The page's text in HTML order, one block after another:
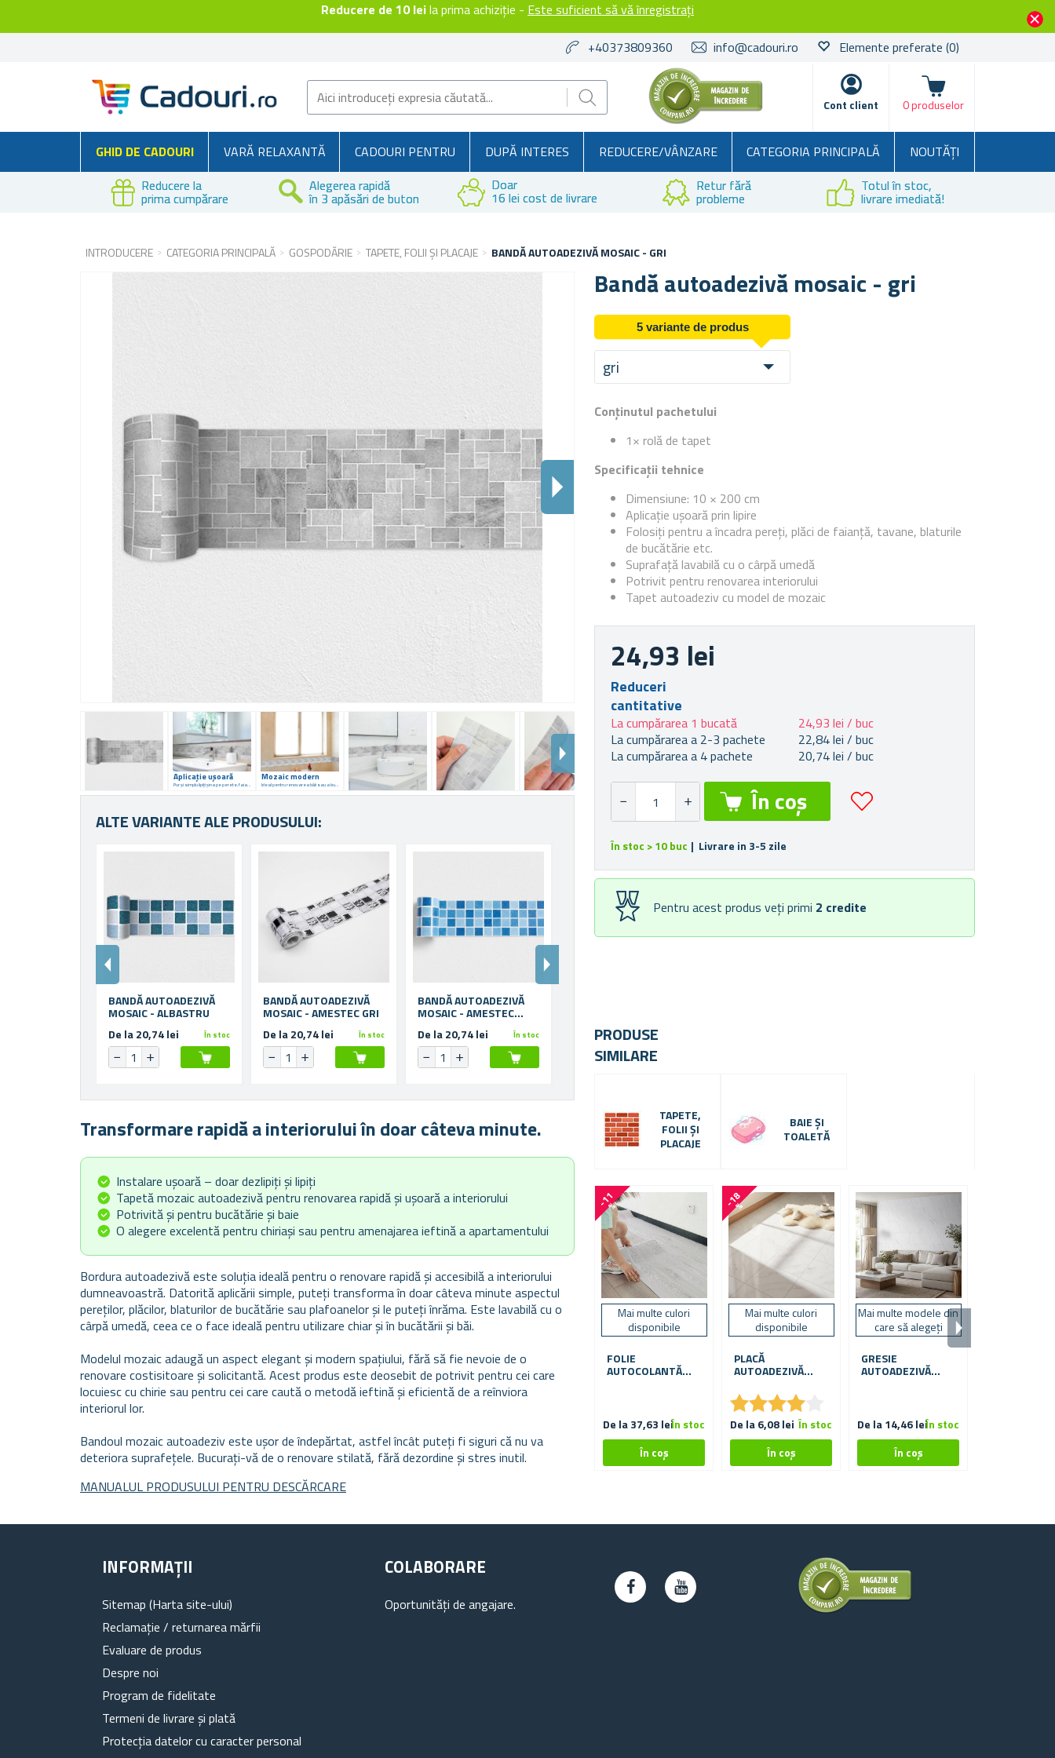
Reducere de 10 leila prima achiziție - Este suficient să vă înregistrați
+40373809360
info@cadouri.ro Elemente preferate (0)
Cont client
Coșul
0 produselor
GHID DE CADOURI VARĂ RELAXANTĂ CADOURI PENTRU DUPĂ INTERES REDUCERE/VÂNZARE CATEGORIA PRINCIPALĂ
NOUTĂȚI
Reducere la
prima cumpărare
Alegerea rapidă
în 3 apăsări de buton
Doar
16 lei cost de livrare
Retur fără
probleme
Totul în stoc,
livrare imediată!
INTRODUCERE CATEGORIA PRINCIPALĂ GOSPODĂRIE TAPETE, FOLII ȘI PLACAJE BANDĂ AUTOADEZIVĂ MOSAIC - GRI
Bandă autoadezivă mosaic - gri
Aplicație ușoară
Pur și simplu lipiți șina pe perete, faianță, tavan...
Mozaic modern
Ideal pentru renovarea băii sau a bucătăriei
5 variante de produs
gri
Conținutul pachetului
1× rolă de tapet
Specificații tehnice
Dimensiune: 10 × 200 cm
Aplicație ușoară prin lipire
Folosiți pentru a încadra pereți, plăci de faianță, tavane, blaturile
de bucătărie etc.
Suprafață lavabilă cu o cârpă umedă
Potrivit pentru renovarea interiorului
Tapet autoadeziv cu model de mozaic
24,93 lei
Reduceri
cantitative
La cumpărarea 1 bucată
24,93 lei / buc
La cumpărarea a 2-3 pachete
22,84 lei / buc
La cumpărarea a 4 pachete
20,74 lei / buc
În stoc > 10 buc | Livrare in 3-5 zile
Pentru acest produs veți primi 2 credite
ALTE VARIANTE ALE PRODUSULUI:
BANDĂ AUTOADEZIVĂ
MOSAIC - ALBASTRU
De la 20,74 lei
În stoc
BANDĂ AUTOADEZIVĂ
MOSAIC - AMESTEC GRI
De la 20,74 lei
În stoc
BANDĂ AUTOADEZIVĂ
MOSAIC - AMESTEC
De la 20,74 lei În stoc De la 20,74 lei
Transformare rapidă a interiorului în doar câteva minute.
Instalare ușoară – doar dezlipiți și lipiți
Tapetă mozaic autoadezivă pentru renovarea rapidă și ușoară a interiorului
Potrivită și pentru bucătărie și baie
O alegere excelentă pentru chiriași sau pentru amenajarea ieftină a apartamentului
Bordura autoadezivă este soluția ideală pentru o renovare rapidă și accesibilă a interiorului
dumneavoastră. Datorită aplicării simple, puteți transforma în doar câteva minute aspectul
pereților, plăcilor, blaturilor de bucătărie sau plafoanelor și le puteți înrăma. Este lavabilă cu o
cârpă umedă, ceea ce o face ideală pentru utilizare chiar și în bucătării și băi.
Modelul mozaic adaugă un aspect elegant și modern spațiului, fără să fie nevoie de o
renovare costisitoare și solicitantă. Acest produs este deosebit de potrivit pentru cei care
locuiesc cu chirie sau pentru cei care caută o metodă ieftină și eficientă de a reînviora
interiorul lor.
Bandoul mozaic autoadeziv este ușor de îndepărtat, astfel încât puteți fi siguri că nu va
deteriora suprafețele. Bucurați-vă de o renovare stilată, fără dezordine și stres inutil.
MANUALUL PRODUSULUI PENTRU DESCĂRCARE
PRODUSE
SIMILARE
TAPETE,
FOLII ȘI
PLACAJE
BAIE ȘI
TOALETĂ
-
1
1
%
Mai multe culori
disponibile
FOLIE
AUTOCOLANTĂ
De la 37,63 leiÎn stoc
-
1
8
%
Mai multe culori
disponibile
PLACĂ
AUTOADEZIVĂ
★★★★
★★★★
De la 6,08 lei În stoc
Mai multe modele din
care să alegeți
GRESIE
AUTOADEZIVĂ
De la 14,46 leiÎn stoc
INFORMAȚII
Sitemap (Harta site-ului)
Reclamație / returnarea mărfii
Evaluare de produs
Despre noi
Program de fidelitate
Termeni de livrare și plată
Protecția datelor cu caracter personal
COLABORARE
Oportunități de angajare.